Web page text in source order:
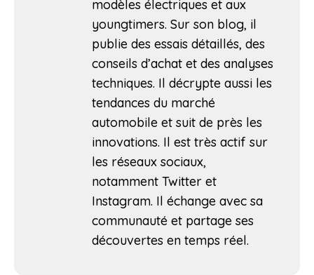
modèles électriques et aux
youngtimers. Sur son blog, il
publie des essais détaillés, des
conseils d’achat et des analyses
techniques. Il décrypte aussi les
tendances du marché
automobile et suit de près les
innovations. Il est très actif sur
les réseaux sociaux,
notamment Twitter et
Instagram. Il échange avec sa
communauté et partage ses
découvertes en temps réel.